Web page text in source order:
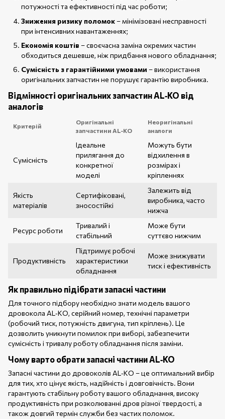
потужності та ефективності під час роботи;
Зниження ризику поломок– мінімізовані несправності
при інтенсивних навантаженнях;
Економія коштів – своєчасна заміна окремих частин
обходиться дешевше, ніж придбання нового обладнання;
Сумісність з гарантійними умовами – використання
оригінальних запчастин не порушує гарантію виробника.
Відмінності оригінальних запчастин AL‑KO від
аналогів
Критерій
Оригінальні
запчастини AL‑KO
Неоригінальні
аналоги
Сумісність
Ідеальне
прилягання до
конкретної
моделі
Можуть бути
відхилення в
розмірах і
кріпленнях
Якість
матеріалів
Сертифіковані,
зносостійкі
Залежить від
виробника, часто
нижча
Ресурс роботи
Тривалий і
стабільний
Може бути
суттєво нижчим
Продуктивність
Підтримує робочі
характеристики
обладнання
Може знижувати
тиск і ефективність
Як правильно підібрати запасні частини
Для точного підбору необхідно знати модель вашого
дровокола AL‑KO, серійний номер, технічні параметри
(робочий тиск, потужність двигуна, тип кріплень). Це
дозволить уникнути помилок при виборі, забезпечити
сумісність і тривалу роботу обладнання після заміни.
Чому варто обрати запасні частини AL‑KO
Запасні частини до дровоколів AL‑KO – це оптимальний вибір
для тих, хто цінує якість, надійність і довговічність. Вони
гарантують стабільну роботу вашого обладнання, високу
продуктивність при розколюванні дров різної твердості, а
також довгий термін служби без частих поломок.